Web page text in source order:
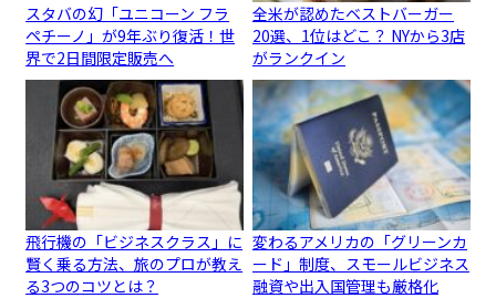
スタバの幻「ユニコーン フラ
ペチーノ」が9年ぶり復活！世
界で2日間限定販売へ
全米が認めたベストバーガー
20選、1位はどこ？ NYから3店
がランクイン
飛行機の「ビジネスクラス」に
賢く乗る方法、旅のプロが教え
る3つのコツとは？
変わるアメリカの「グリーンカ
ード」制度、スモールビジネス
融資や出入国管理も厳格化